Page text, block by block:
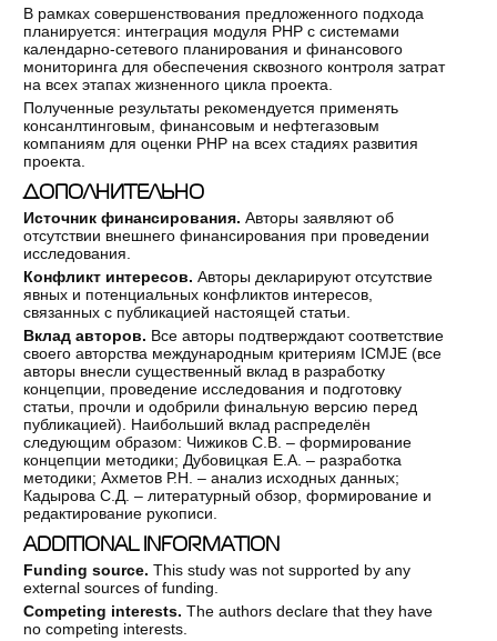
В рамках совершенствования предложенного подхода
планируется: интеграция модуля РНР с системами
календарно-сетевого планирования и финансового
мониторинга для обеспечения сквозного контроля затрат
на всех этапах жизненного цикла проекта.
Полученные результаты рекомендуется применять
консанлтинговым, финансовым и нефтегазовым
компаниям для оценки РНР на всех стадиях развития
проекта.
ДОПОЛНИТЕЛЬНО
Источник финансирования. Авторы заявляют об
отсутствии внешнего финансирования при проведении
исследования.
Конфликт интересов. Авторы декларируют отсутствие
явных и потенциальных конфликтов интересов,
связанных с публикацией настоящей статьи.
Вклад авторов. Все авторы подтверждают соответствие
своего авторства международным критериям ICMJE (все
авторы внесли существенный вклад в разработку
концепции, проведение исследования и подготовку
статьи, прочли и одобрили финальную версию перед
публикацией). Наибольший вклад распределён
следующим образом: Чижиков С.В. – формирование
концепции методики; Дубовицкая Е.А. – разработка
методики; Ахметов Р.Н. – анализ исходных данных;
Кадырова С.Д. – литературный обзор, формирование и
редактирование рукописи.
ADDITIONAL INFORMATION
Funding source. This study was not supported by any
external sources of funding.
Competing interests.The authors declare that they have
no competing interests.